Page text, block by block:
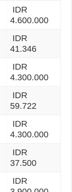
IDR
4.600.000
IDR
41.346
IDR
4.300.000
IDR
59.722
IDR
4.300.000
IDR
37.500
IDR